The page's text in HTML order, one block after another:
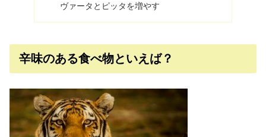
ヴァータとピッタを増やす
辛味のある食べ物といえば？